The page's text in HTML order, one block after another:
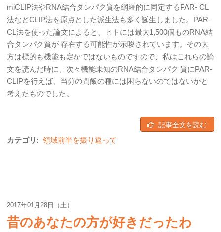
miCLIP法やRNA結合タンパク質を網羅的に同定するPAR- CL
法などCLIP法を原点とした派生法も多く誕生しました。PAR-
CL法を使った論文によると、ヒトには最大1,500個ものRNA結
合タンパク質が 存在する可能性が示唆されています。その大
方は標的も機能も定かではないものですので、私はこれらの論
文を読んだ時に、次々機能未知のRNA結合タンパク 質にPAR-
CLIPを行えば、当分の間飯の種には困らないのではないかと
考えたものでした。
記事全文を読む
カテゴリ: 領域前半を振り返って
2017年01月28日（土）
昔のあなたの方が好きだったわ